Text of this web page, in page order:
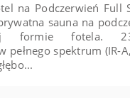
na Podczerwień Full
sauna na
formie fotela.
pełnego spektrum (IR-